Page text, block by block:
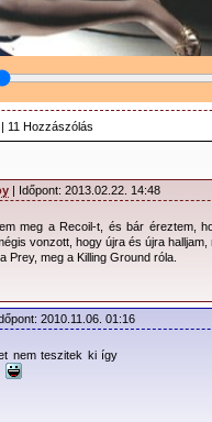
11 Hozzászólás
| Időpont: 2013.02.22. 14:48
meg a Recoil-t, és bár éreztem,
vonzott, hogy újra és újra
Prey, meg a Killing Ground róla.
2010.11.06. 01:16
nem teszitek ki így